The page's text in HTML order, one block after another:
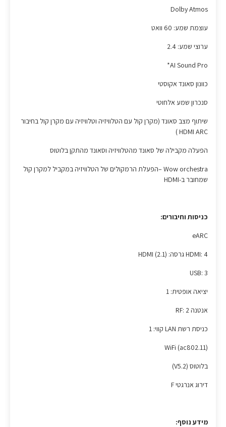
Dolby Atmos
עוצמת שמע: 60 וואט
ערוצי שמע: 2.4
AI Sound Pro*
כוונון סאונד אקוסטי
סנכרון שמע אלחוטי
שיתוף מצב סאונד (מקרן קול עם הטלוויזיה וטלוויזיה עם מקרן קול בחיבור
HDMI ARC )
הפעלה מקבילה של סאונד מהטלוויזיה וסאונד מהתקן בלוטוס
Wow orchestra –הפעלת הרמקולים של הטלוויזיה במקביל למקרן קול
שמחובר ב-HDMI
כניסות וחיבורים:
eARC
HDMI: 4 גרסה: HDMI (2.1)
USB: 3
יציאה אופטית: 1
אנטנה RF: 2
כניסת רשת LAN קווי: 1
WiFi (ac802.11)
בלוטוס (V5.2)
דירוג אנרגטי F
מידע נוסף: